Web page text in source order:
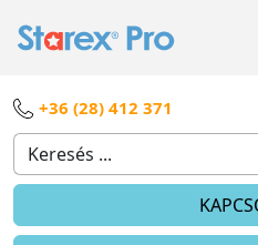
+36 (28) 412 371